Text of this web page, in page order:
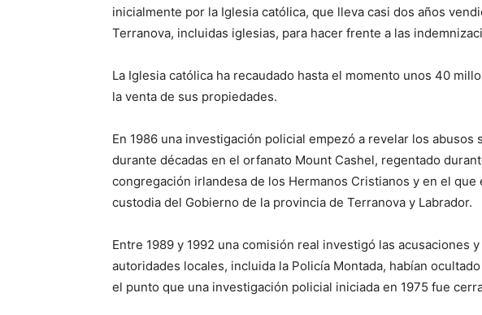
inicialmente por la Iglesia católica, que lleva casi dos años
Terranova, incluidas iglesias, para hacer frente a las
La Iglesia católica ha recaudado hasta el momento unos 40
la venta de sus propiedades.
En 1986 una investigación policial empezó a revelar los abusos
durante décadas en el orfanato Mount Cashel, regentado
congregación irlandesa de los Hermanos Cristianos y en el
custodia del Gobierno de la provincia de Terranova y Labrador.
Entre 1989 y 1992 una comisión real investigó las acusaciones
autoridades locales, incluida la Policía Montada, habían
el punto que una investigación policial iniciada en 1975 fue